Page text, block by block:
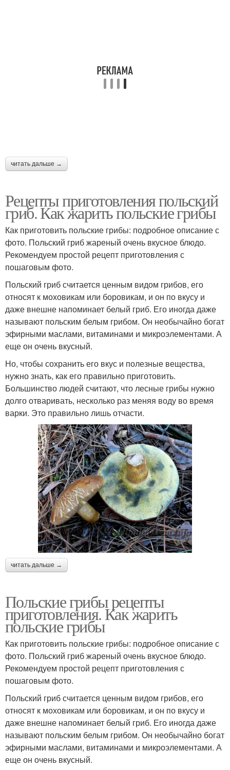
читать дальше →
Рецепты приготовления польский
гриб. Как жарить польские грибы
Как приготовить польские грибы: подробное описание с
фото. Польский гриб жареный очень вкусное блюдо.
Рекомендуем простой рецепт приготовления с
пошаговым фото.
Польский гриб считается ценным видом грибов, его
относят к моховикам или боровикам, и он по вкусу и
даже внешне напоминает белый гриб. Его иногда даже
называют польским белым грибом. Он необычайно богат
эфирными маслами, витаминами и микроэлементами. А
еще он очень вкусный.
Но, чтобы сохранить его вкус и полезные вещества,
нужно знать, как его правильно приготовить.
Большинство людей считают, что лесные грибы нужно
долго отваривать, несколько раз меняя воду во время
варки. Это правильно лишь отчасти.
читать дальше →
Польские грибы рецепты
приготовления. Как жарить
польские грибы
Как приготовить польские грибы: подробное описание с
фото. Польский гриб жареный очень вкусное блюдо.
Рекомендуем простой рецепт приготовления с
пошаговым фото.
Польский гриб считается ценным видом грибов, его
относят к моховикам или боровикам, и он по вкусу и
даже внешне напоминает белый гриб. Его иногда даже
называют польским белым грибом. Он необычайно богат
эфирными маслами, витаминами и микроэлементами. А
еще он очень вкусный.